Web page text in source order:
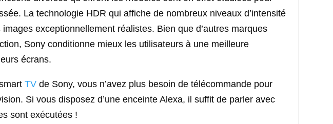
La technologie HDR qui affiche de nombreux niveaux d’intensité
exceptionnellement réalistes. Bien que d’autres marques
Sony conditionne mieux les utilisateurs à une meilleure
écrans.
TV de Sony, vous n’avez plus besoin de télécommande pour
Si vous disposez d’une enceinte Alexa, il suffit de parler avec
sont exécutées !